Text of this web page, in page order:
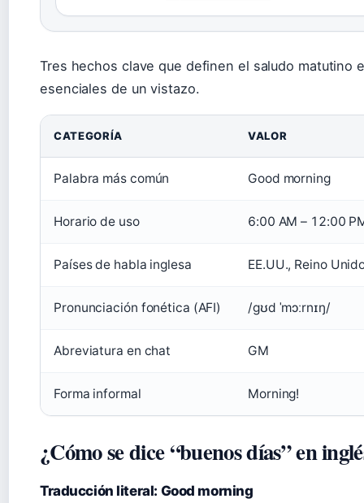
Tres hechos clave que definen el saludo matutino
esenciales de un vistazo.
CATEGORÍA VALOR
Palabra más común Good morning
Horario de uso 6:00 AM – 12:00
Países de habla inglesa EE.UU., Reino
Pronunciación fonética (AFI) /ɡʊd ˈmɔːrnɪŋ/
Abreviatura en chat GM
Forma informal Morning!
¿Cómo se dice “buenos días” en
Traducción literal: Good morning